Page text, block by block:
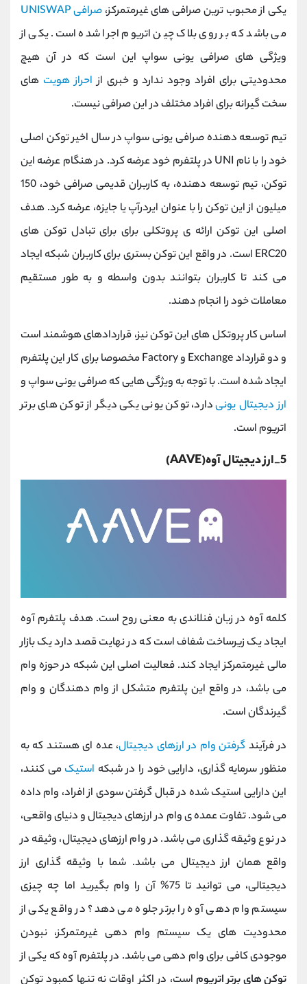
یکی از محبوب ترین صرافی های غیرمتمرکز،صرافی UNISWAP
می باشد که بر روی بلاک چین اتریوم اجرا شده است. یکی از
ویژگی های صرافی یونی سواپ این است که در آن هیچ
محدودیتی برای افراد وجود ندارد و خبری از احراز هویت های
سخت گیرانه برای افراد مختلف در این صرافی نیست.
تیم توسعه دهنده صرافی یونی سواپ در سال اخیر توکن اصلی
خود را با نام UNI در پلتفرم خود عرضه کرد. در هنگام عرضه این
توکن، تیم توسعه دهنده، به کاربران قدیمی صرافی خود، 150
میلیون از این توکن را با عنوان ایردرآپ یا جایزه، عرضه کرد. هدف
اصلی این توکن ارائه ی پروتکلی برای برای تبادل توکن های
ERC20 است. در واقع این توکن بستری برای کاربران شبکه ایجاد
می کند تا کاربران بتوانند بدون واسطه و به طور مستقیم
معاملات خود را انجام دهند.
اساس کار پروتکل های این توکن نیز، قراردادهای هوشمند است
و دو قرارداد Exchange و Factory مخصوصا برای کار این پلتفرم
ایجاد شده است. با توجه به ویژگی هایی که صرافی یونی سواپ و
ارز دیجیتال یونیدارد، توکن یونی یکی دیگر از توکن های برتر
اتریوم است.
5_ارز دیجیتال آوه(AAVE)
کلمه آوه در زبان فنلاندی به معنی روح است. هدف پلتفرم آوه
ایجاد یک زیرساخت شفاف است که در نهایت قصد دارد یک بازار
مالی غیرمتمرکز ایجاد کند. فعالیت اصلی این شبکه در حوزه وام
می باشد، در واقع این پلتفرم متشکل از وام دهندگان و وام
گیرندگان است.
در فرآیند گرفتن وام در ارزهای دیجیتال، عده ای هستند که به
منظور سرمایه گذاری، دارایی خود را در شبکه استیک می کنند،
این دارایی استیک شده در قبال گرفتن سودی از افراد، وام داده
می شود. تفاوت عمده ی وام در ارزهای دیجیتال و دنیای واقعی،
در نوع وثیقه گذاری می باشد. در وام ارزهای دیجیتال، وثیقه در
واقع همان ارز دیجیتال می باشد. شما با وثیقه گذاری ارز
دیجیتالی، می توانید تا 75% آن را وام بگیرید اما چه چیزی
سیستم وام دهی آوه را برتر جلوه می دهد؟ در واقع یکی از
محدودیت های یک سیستم وام دهی غیرمتمرکز، نبودن
موجودی کافی برای وام دهی می باشد. در پلتفرم آوه که یکی از
توکن های برتر اتریوم است، در اکثر اوقات نه تنها کمبود توکن